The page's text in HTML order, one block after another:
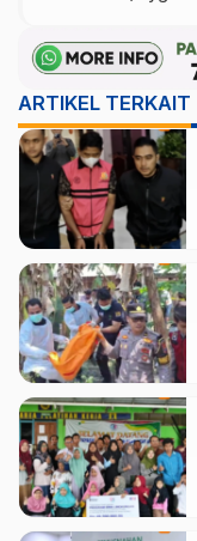
ARTIKEL TERKAIT